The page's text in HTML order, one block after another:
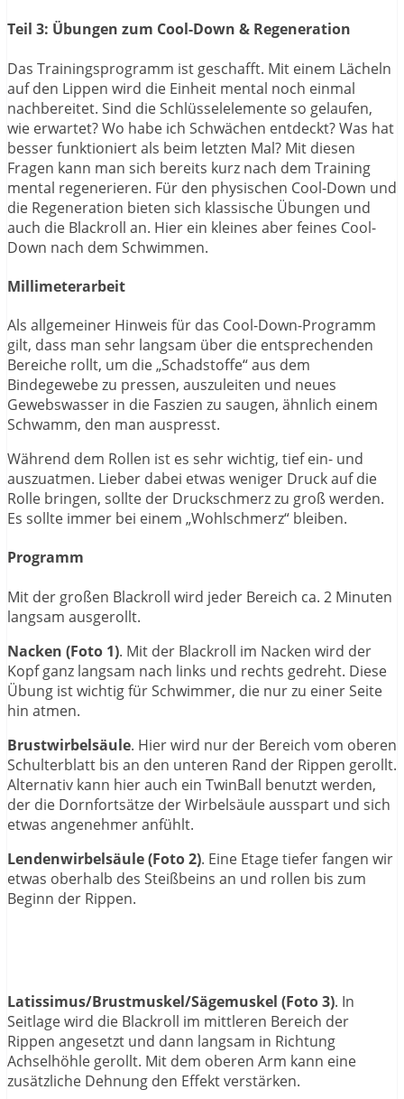
Teil 3: Übungen zum Cool-Down & Regeneration
Das Trainingsprogramm ist geschafft. Mit einem Lächeln
auf den Lippen wird die Einheit mental noch einmal
nachbereitet. Sind die Schlüsselelemente so gelaufen,
wie erwartet? Wo habe ich Schwächen entdeckt? Was hat
besser funktioniert als beim letzten Mal? Mit diesen
Fragen kann man sich bereits kurz nach dem Training
mental regenerieren. Für den physischen Cool-Down und
die Regeneration bieten sich klassische Übungen und
auch die Blackroll an. Hier ein kleines aber feines Cool-
Down nach dem Schwimmen.
Millimeterarbeit
Als allgemeiner Hinweis für das Cool-Down-Programm
gilt, dass man sehr langsam über die entsprechenden
Bereiche rollt, um die „Schadstoffe“ aus dem
Bindegewebe zu pressen, auszuleiten und neues
Gewebswasser in die Faszien zu saugen, ähnlich einem
Schwamm, den man auspresst.
Während dem Rollen ist es sehr wichtig, tief ein- und
auszuatmen. Lieber dabei etwas weniger Druck auf die
Rolle bringen, sollte der Druckschmerz zu groß werden.
Es sollte immer bei einem „Wohlschmerz“ bleiben.
Programm
Mit der großen Blackroll wird jeder Bereich ca. 2 Minuten
langsam ausgerollt.
Nacken (Foto 1). Mit der Blackroll im Nacken wird der
Kopf ganz langsam nach links und rechts gedreht. Diese
Übung ist wichtig für Schwimmer, die nur zu einer Seite
hin atmen.
Brustwirbelsäule. Hier wird nur der Bereich vom oberen
Schulterblatt bis an den unteren Rand der Rippen gerollt.
Alternativ kann hier auch ein TwinBall benutzt werden,
der die Dornfortsätze der Wirbelsäule ausspart und sich
etwas angenehmer anfühlt.
Lendenwirbelsäule (Foto 2). Eine Etage tiefer fangen wir
etwas oberhalb des Steißbeins an und rollen bis zum
Beginn der Rippen.
Latissimus/Brustmuskel/Sägemuskel (Foto 3). In
Seitlage wird die Blackroll im mittleren Bereich der
Rippen angesetzt und dann langsam in Richtung
Achselhöhle gerollt. Mit dem oberen Arm kann eine
zusätzliche Dehnung den Effekt verstärken.